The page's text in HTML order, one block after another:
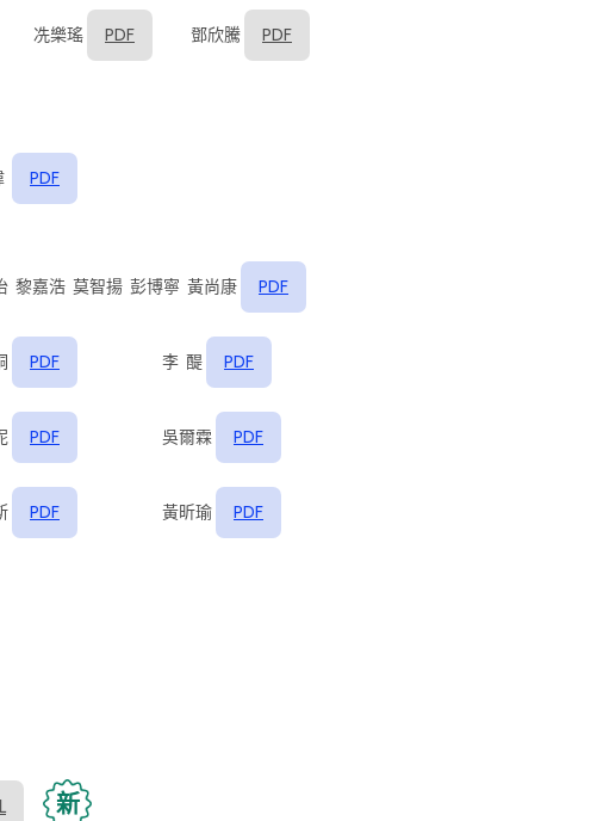
冼樂瑤 PDF 鄧欣騰 PDF
PDF
黎嘉浩 莫智揚 彭博寧 黃尚康 PDF
PDF 李 醍 PDF
PDF 吳爾霖 PDF
PDF 黃昕瑜 PDF
新